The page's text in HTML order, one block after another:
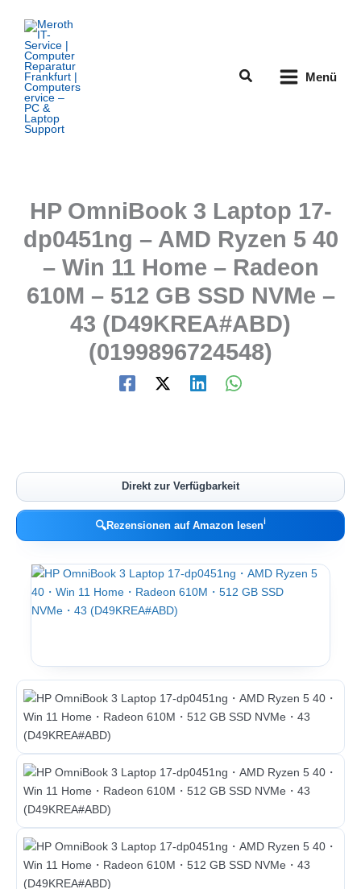
Inhalt
springen
Suchen Menü
HP OmniBook 3 Laptop 17-
dp0451ng – AMD Ryzen 5 40
– Win 11 Home – Radeon
610M – 512 GB SSD NVMe –
43 (D49KREA#ABD)
(0199896724548)
Direkt zur Verfügbarkeit
🔍Rezensionen auf Amazon lesenℹ︎